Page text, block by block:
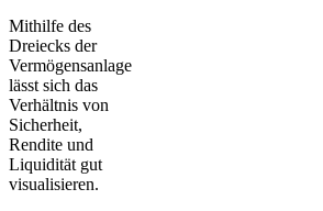
Mithilfe des
Dreiecks der
Vermögensanlage
lässt sich das
Verhältnis von
Sicherheit,
Rendite und
Liquidität gut
visualisieren.